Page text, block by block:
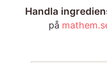
Handla
på